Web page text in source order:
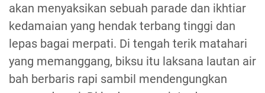
akan menyaksikan sebuah parade dan ikhtiar
kedamaian yang hendak terbang tinggi dan
lepas bagai merpati. Di tengah terik matahari
yang memanggang, biksu itu laksana lautan air
bah berbaris rapi sambil mendengungkan